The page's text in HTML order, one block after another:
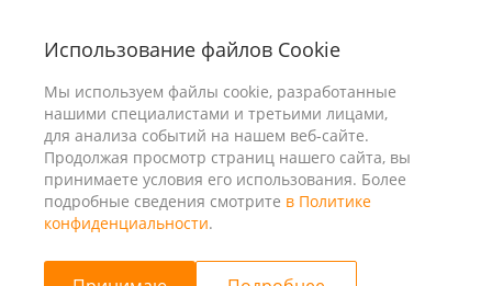
Использование файлов Cookie
Мы используем файлы cookie, разработанные
нашими специалистами и третьими лицами,
для анализа событий на нашем веб-сайте.
Продолжая просмотр страниц нашего сайта, вы
принимаете условия его использования. Более
подробные сведения смотрите в Политике
конфиденциальности.